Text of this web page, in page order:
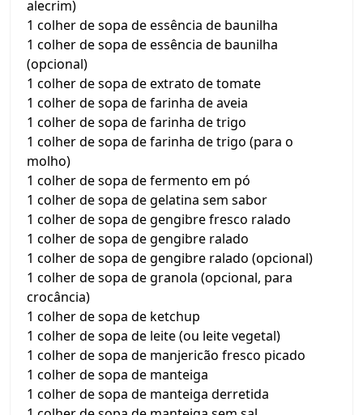
alecrim)
1 colher de sopa de essência de baunilha
1 colher de sopa de essência de baunilha
(opcional)
1 colher de sopa de extrato de tomate
1 colher de sopa de farinha de aveia
1 colher de sopa de farinha de trigo
1 colher de sopa de farinha de trigo (para o
molho)
1 colher de sopa de fermento em pó
1 colher de sopa de gelatina sem sabor
1 colher de sopa de gengibre fresco ralado
1 colher de sopa de gengibre ralado
1 colher de sopa de gengibre ralado (opcional)
1 colher de sopa de granola (opcional, para
crocância)
1 colher de sopa de ketchup
1 colher de sopa de leite (ou leite vegetal)
1 colher de sopa de manjericão fresco picado
1 colher de sopa de manteiga
1 colher de sopa de manteiga derretida